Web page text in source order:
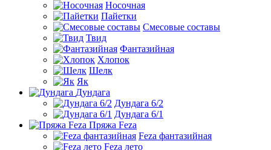
Носочная
Пайетки
Смесовые составы
Твид
Фантазийная
Хлопок
Шелк
Як
Дундага
Дундага 6/2
Дундага 6/1
Пряжа Feza
Feza фантазийная
Feza лето